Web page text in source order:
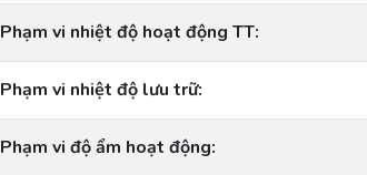
Phạm vi nhiệt độ hoạt động TT:
Phạm vi nhiệt độ lưu trữ:
Phạm vi độ ẩm hoạt động: